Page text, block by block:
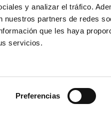
y analizar el tráfico.
nuestros partners de redes
que les haya
servicios.
Preferencias
27231 Lugo
Gestionar cookies Canal denuncias